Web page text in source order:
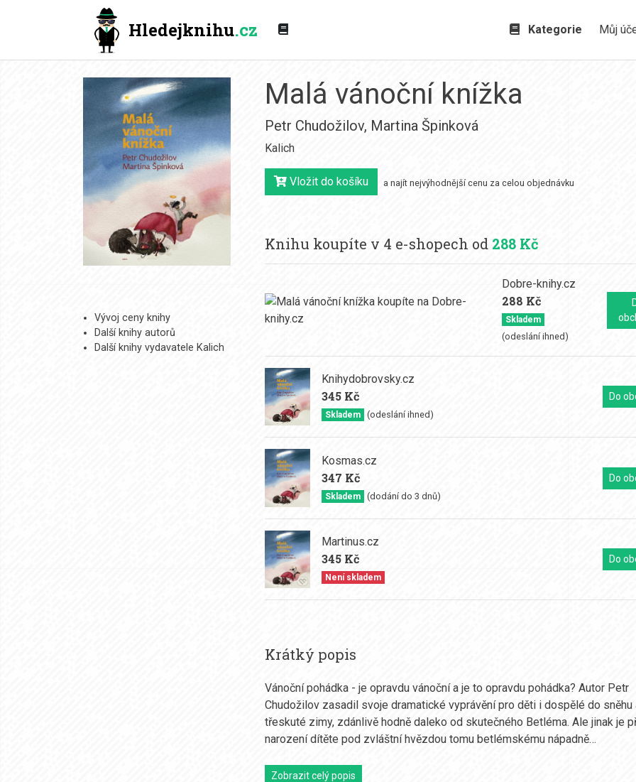
Hledejknihu.cz Kategorie Můj
Vývoj ceny knihy
Další knihy autorů
Další knihy vydavatele Kalich
Malá vánoční knížka
Petr Chudožilov, Martina Špinková
Kalich
Vložit do košíku a najít nejvýhodnější cenu za celou objednávku
Knihu koupíte v 4 e-shopech od 288 Kč
Dobre-knihy.cz
288 Kč
Skladem
(odeslání ihned)
Knihydobrovsky.cz
345 Kč
Skladem (odeslání ihned)
Do
Kosmas.cz
347 Kč
Skladem (dodání do 3 dnů)
Do
Martinus.cz
345 Kč
Není skladem
Do
Krátký popis
Vánoční pohádka - je opravdu vánoční a je to opravdu pohádka? Autor Petr
Chudožilov zasadil svoje dramatické vyprávění pro děti i dospělé do sněhu
třeskuté zimy, zdánlivě hodně daleko od skutečného Betléma. Ale jinak je
narození dítěte pod zvláštní hvězdou tomu betlémskému nápadně…
Zobrazit celý popis